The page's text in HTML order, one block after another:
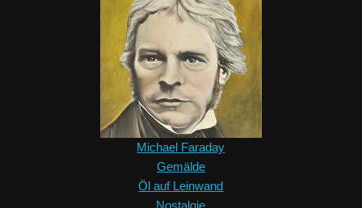
Michael Faraday
Gemälde
Öl auf Leinwand